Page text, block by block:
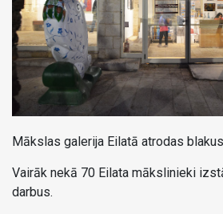
Mākslas galerija Eilatā atrodas
Vairāk nekā 70 Eilata mākslinieki
darbus.